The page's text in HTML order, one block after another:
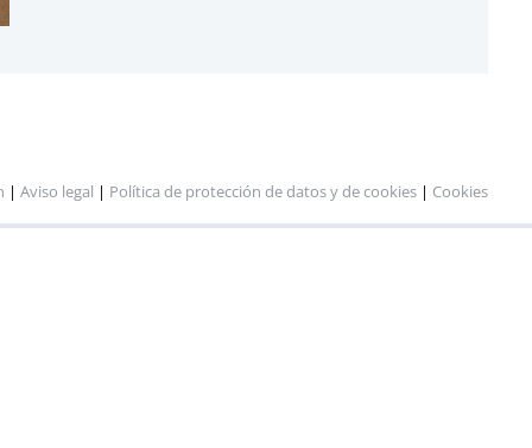
| Aviso legal | Política de protección de datos y de cookies | Cookies